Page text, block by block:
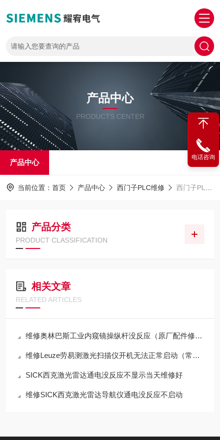
产品中心
PRODUCTS CENTER
产品中心
当前位置： 首页 产品中心 西门子PLC维修 西门子PLC315维修
产品分类
PRODUCT CLASSIFICATION
相关文章
RELATED ARTICLES
维修奥林巴斯工业内窥镜操纵杆没反应（原厂配件修理）
维修Leuze劳易测激光扫描仪开机无法正常启动（常年修此故障）
SICK西克激光雷达通电没反应不显示当天维修好
维修SICK西克激光雷达导航仪通电没反应不启动
电话咨询